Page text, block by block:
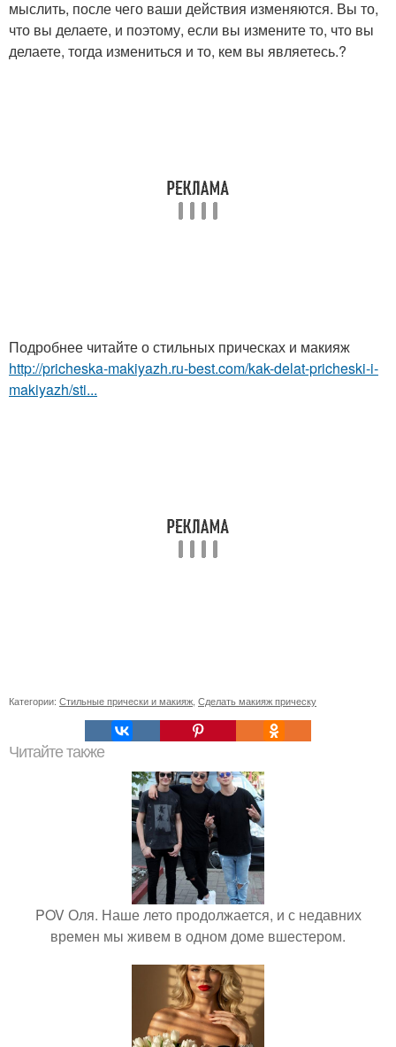
мыслить, после чего ваши действия изменяются. Вы то,
что вы делаете, и поэтому, если вы измените то, что вы
делаете, тогда измениться и то, кем вы являетесь.?
Подробнее читайте о стильных прическах и макияж
http://pricheska-makiyazh.ru-best.com/kak-delat-pricheski-i-
makiyazh/sti...
Категории: Стильные прически и макияж Сделать макияж прическу
Читайте также
POV Оля. Наше лето продолжается, и с недавних
времен мы живем в одном доме вшестером.